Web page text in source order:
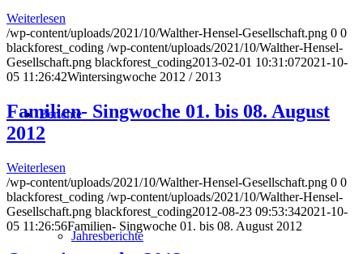
Berichte
Jahresberichte
Weiterlesen
/wp-content/uploads/2021/10/Walther-Hensel-Gesellschaft.png 0 0
blackforest_coding /wp-content/uploads/2021/10/Walther-Hensel-
Gesellschaft.png blackforest_coding2013-02-01 10:31:072021-10-
05 11:26:42Wintersingwoche 2012 / 2013
Familien- Singwoche 01. bis 08. August
2012
Weiterlesen
/wp-content/uploads/2021/10/Walther-Hensel-Gesellschaft.png 0 0
blackforest_coding /wp-content/uploads/2021/10/Walther-Hensel-
Gesellschaft.png blackforest_coding2012-08-23 09:53:342021-10-
05 11:26:56Familien- Singwoche 01. bis 08. August 2012